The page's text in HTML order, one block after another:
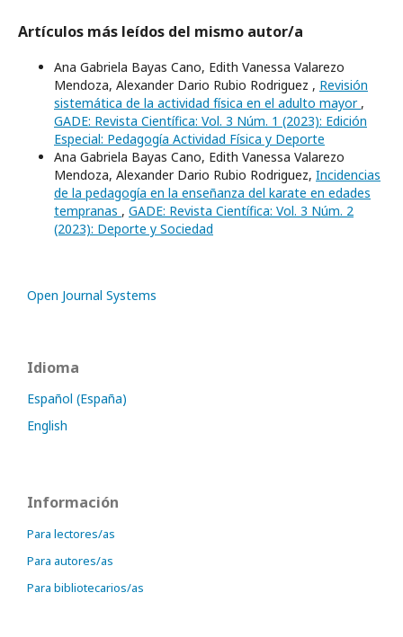
Artículos más leídos del mismo autor/a
Ana Gabriela Bayas Cano, Edith Vanessa Valarezo
Mendoza, Alexander Dario Rubio Rodriguez , Revisión
sistemática de la actividad física en el adulto mayor ,
GADE: Revista Científica: Vol. 3 Núm. 1 (2023): Edición
Especial: Pedagogía Actividad Física y Deporte
Ana Gabriela Bayas Cano, Edith Vanessa Valarezo
Mendoza, Alexander Dario Rubio Rodriguez, Incidencias
de la pedagogía en la enseñanza del karate en edades
tempranas , GADE: Revista Científica: Vol. 3 Núm. 2
(2023): Deporte y Sociedad
Open Journal Systems
Idioma
Español (España)
English
Información
Para lectores/as
Para autores/as
Para bibliotecarios/as